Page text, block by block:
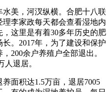
美，河汊纵横。合肥十八联
李家政每天都会查看湿地内
这里是有着30多年历史的肥
。2017年，为了建设和保护
200余户养殖户全部退出。
人退居。
面积达1.5万亩，退居7005